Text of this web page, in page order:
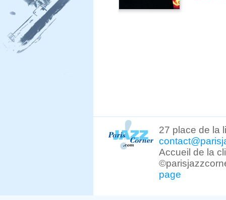
27 place de la
Accueil de la
page